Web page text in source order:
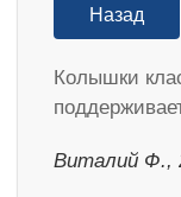
Назад
Колышки
Виталий Ф.,